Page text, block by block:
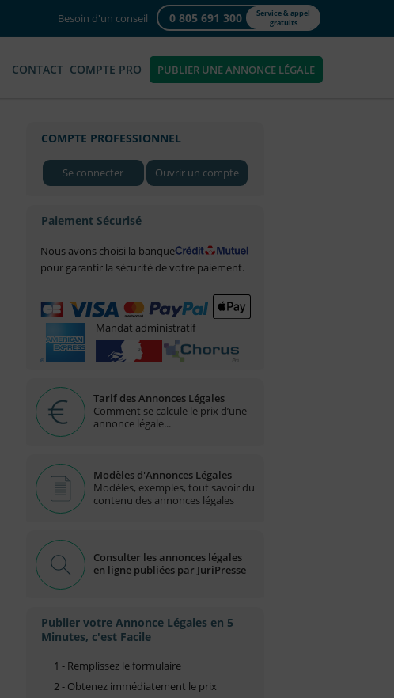
Besoin d'un conseil 0 805 691 300
Service & appel
gratuits
CONTACT COMPTE PRO PUBLIER UNE ANNONCE LÉGALE
COMPTE PROFESSIONNEL
Se connecter Ouvrir un compte
Paiement Sécurisé
Nous avons choisi la banque
pour garantir la sécurité de votre paiement.
Mandat administratif
Tarif des Annonces Légales
Comment se calcule le prix d’une
annonce légale...
Modèles d'Annonces Légales
Modèles, exemples, tout savoir du
contenu des annonces légales
Consulter les annonces légales
en ligne publiées par JuriPresse
Publier votre Annonce Légales en 5
Minutes, c'est Facile
1 - Remplissez le formulaire
2 - Obtenez immédiatement le prix